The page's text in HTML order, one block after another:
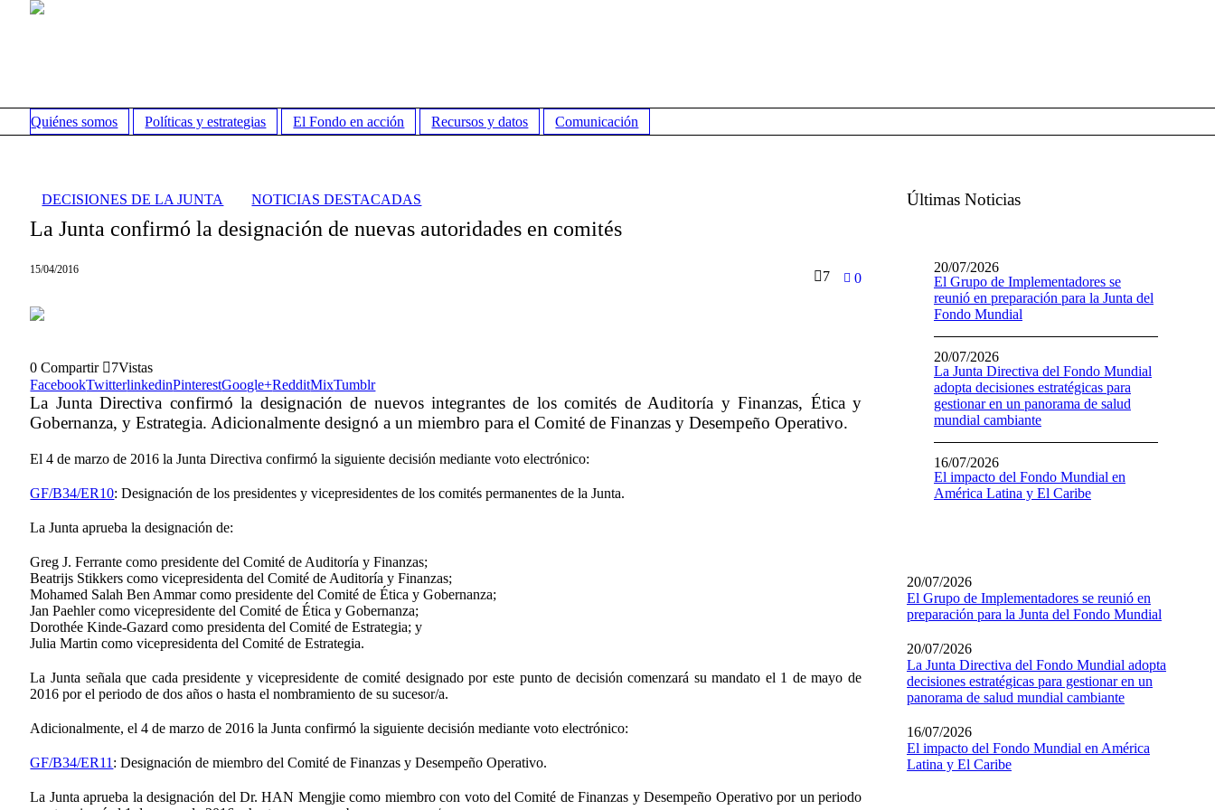
Quiénes somos Políticas y estrategias El Fondo en acción Recursos y datos Comunicación
DECISIONES DE LA JUNTA NOTICIAS DESTACADAS
La Junta confirmó la designación de nuevas autoridades en comités
7 0
15/04/2016
0Compartir 7Vistas
FacebookTwitterlinkedinPinterestGoogle+RedditMixTumblr
La Junta Directiva confirmó la designación de nuevos integrantes de los comités de Auditoría y Finanzas, Ética y
Gobernanza, y Estrategia. Adicionalmente designó a un miembro para el Comité de Finanzas y Desempeño Operativo.
El 4 de marzo de 2016 la Junta Directiva confirmó la siguiente decisión mediante voto electrónico:
GF/B34/ER10: Designación de los presidentes y vicepresidentes de los comités permanentes de la Junta.
La Junta aprueba la designación de:
Greg J. Ferrante como presidente del Comité de Auditoría y Finanzas;
Beatrijs Stikkers como vicepresidenta del Comité de Auditoría y Finanzas;
Mohamed Salah Ben Ammar como presidente del Comité de Ética y Gobernanza;
Jan Paehler como vicepresidente del Comité de Ética y Gobernanza;
Dorothée Kinde-Gazard como presidenta del Comité de Estrategia; y
Julia Martin como vicepresidenta del Comité de Estrategia.
La Junta señala que cada presidente y vicepresidente de comité designado por este punto de decisión comenzará su mandato el 1 de mayo de
2016 por el periodo de dos años o hasta el nombramiento de su sucesor/a.
Adicionalmente, el 4 de marzo de 2016 la Junta confirmó la siguiente decisión mediante voto electrónico:
GF/B34/ER11 : Designación de miembro del Comité de Finanzas y Desempeño Operativo.
La Junta aprueba la designación del Dr. HAN Mengjie como miembro con voto del Comité de Finanzas y Desempeño Operativo por un periodo
Últimas Noticias
El Grupo de Implementadores se
reunió en preparación para la Junta del
Fondo Mundial
20/07/2026
La Junta Directiva del Fondo Mundial
adopta decisiones estratégicas para
gestionar en un panorama de salud
mundial cambiante
20/07/2026
El impacto del Fondo Mundial en
América Latina y El Caribe
16/07/2026
20/07/2026
El Grupo de Implementadores se reunió en
preparación para la Junta del Fondo Mundial
20/07/2026
La Junta Directiva del Fondo Mundial adopta
decisiones estratégicas para gestionar en un
panorama de salud mundial cambiante
16/07/2026
El impacto del Fondo Mundial en América
Latina y El Caribe